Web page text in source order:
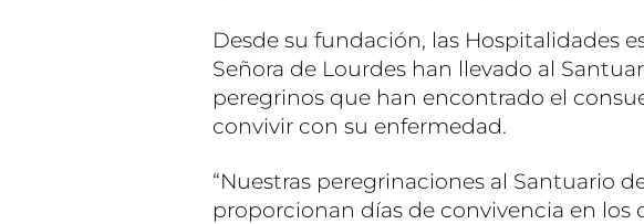
Desde su fundación, las Hospitalidades
Señora de Lourdes han llevado al
peregrinos que han encontrado el
convivir con su enfermedad.
“Nuestras peregrinaciones al Santuario
proporcionan días de convivencia en los